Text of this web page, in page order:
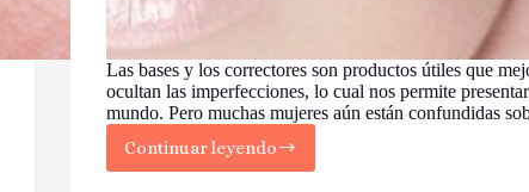
Las bases y los correctores son productos útiles que
ocultan las imperfecciones, lo cual nos permite
mundo. Pero muchas mujeres aún están confundidas
Continuar leyendo
¿Qué
debo